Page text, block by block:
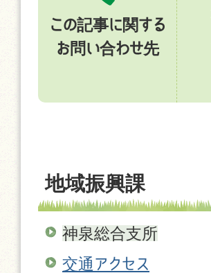
この記事に関する
お問い合わせ先
地域振興課
神泉総合支所
交通アクセス